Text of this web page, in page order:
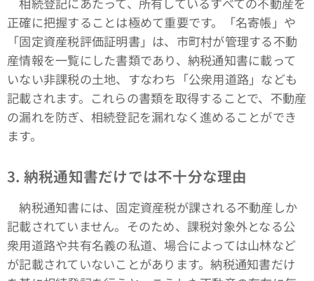
正確に把握することは極めて重要です。「名寄帳」や
「固定資産税評価証明書」は、市町村が管理する不動
産情報を一覧にした書類であり、納税通知書に載って
いない非課税の土地、すなわち「公衆用道路」なども
記載されます。これらの書類を取得することで、不動産
の漏れを防ぎ、相続登記を漏れなく進めることができ
ます。
3. 納税通知書だけでは不十分な理由
納税通知書には、固定資産税が課される不動産しか
記載されていません。そのため、課税対象外となる公
衆用道路や共有名義の私道、場合によっては山林など
が記載されていないことがあります。納税通知書だけ